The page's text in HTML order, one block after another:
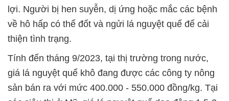
lợi. Người bị hen suyễn, dị ứng hoặc mắc các bệnh
về hô hấp có thể đốt và ngửi lá nguyệt quế để cải
thiện tình trạng.
Tính đến tháng 9/2023, tại thị trường trong nước,
giá lá nguyệt quế khô đang được các công ty nông
sản bán ra với mức 400.000 - 550.000 đồng/kg. Tại